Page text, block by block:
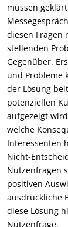
müssen
diesen Fragen
stellenden
Gegenüber.
und Probleme
der Lösung
potenziellen
aufgezeigt
welche
Interessenten
Nicht-
Nutzenfragen
positiven
ausdrückliche
diese Lösung
Nutzenfrage.